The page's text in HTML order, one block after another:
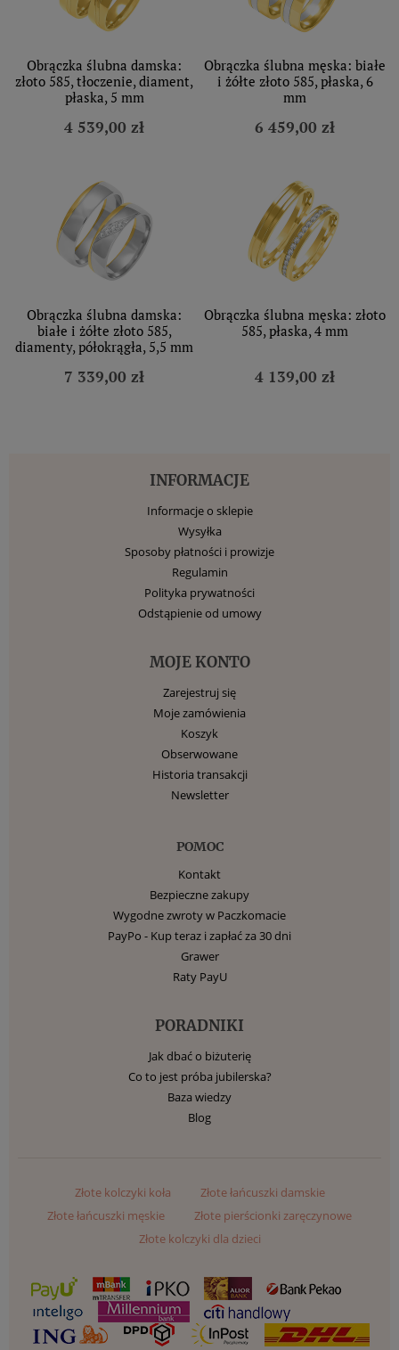
Obrączka ślubna damska:
złoto 585, tłoczenie, diament,
płaska, 5 mm
4 539,00 zł
Obrączka ślubna męska: białe
i żółte złoto 585, płaska, 6
mm
6 459,00 zł
Obrączka ślubna damska:
białe i żółte złoto 585,
diamenty, półokrągła, 5,5 mm
7 339,00 zł
Obrączka ślubna męska: złoto
585, płaska, 4 mm
4 139,00 zł
INFORMACJE
Informacje o sklepie
Wysyłka
Sposoby płatności i prowizje
Regulamin
Polityka prywatności
Odstąpienie od umowy
MOJE KONTO
Zarejestruj się
Moje zamówienia
Koszyk
Obserwowane
Historia transakcji
Newsletter
POMOC
Kontakt
Bezpieczne zakupy
Wygodne zwroty w Paczkomacie
PayPo - Kup teraz i zapłać za 30 dni
Grawer
Raty PayU
PORADNIKI
Jak dbać o biżuterię
Co to jest próba jubilerska?
Baza wiedzy
Blog
Złote kolczyki koła
Złote łańcuszki damskie
Złote łańcuszki męskie
Złote pierścionki zaręczynowe
Złote kolczyki dla dzieci